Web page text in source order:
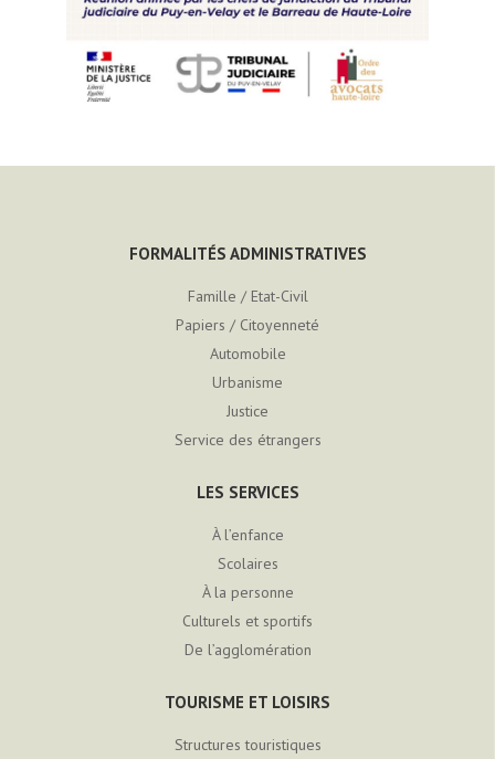
FORMALITÉS ADMINISTRATIVES
Famille / Etat-Civil
Papiers / Citoyenneté
Automobile
Urbanisme
Justice
Service des étrangers
LES SERVICES
À l’enfance
Scolaires
À la personne
Culturels et sportifs
De l’agglomération
TOURISME ET LOISIRS
Structures touristiques